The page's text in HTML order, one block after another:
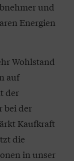
und
Energien
Wohlstand
auf
der
bei der
Kaufkraft
die
in unser